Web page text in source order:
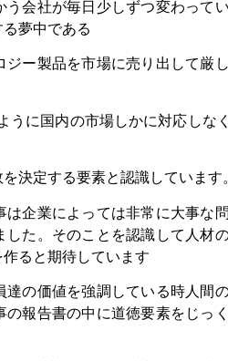
会社が毎日少しずつ変わって
夢中である
ー製品を市場に売り出して厳
うに国内の市場しかに対応しな
決定する要素と認識していま
企業によっては非常に大事な
た。そのことを認識して人材
ると期待しています
の価値を強調している時人間
報告書の中に道徳要素をじっ